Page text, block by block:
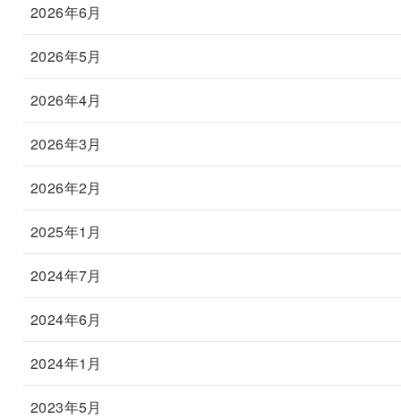
2026年6月
2026年5月
2026年4月
2026年3月
2026年2月
2025年1月
2024年7月
2024年6月
2024年1月
2023年5月